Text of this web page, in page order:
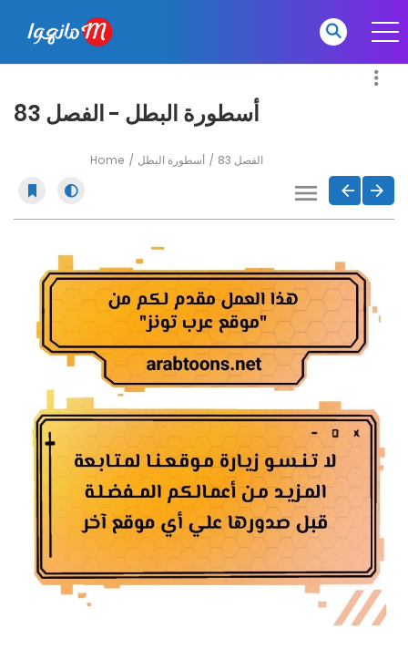
أسطورة البطل - الفصل 83
Home أسطورة البطل الفصل 83